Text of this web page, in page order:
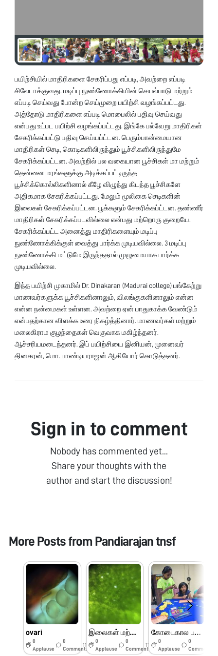
பயிற்சியில் மாதிரிகளை சேகரிப்பது எப்படி, அவற்றை எப்படி
சிலேடாக்குவது. மடிப்பு நுண்ணோக்கியின் செயல்பாடு மற்றும்
எப்படி செய்வது போன்ற செய்முறை பயிற்சி வழங்கப்பட்டது.
அத்தோடு மாதிரிகளை எப்படி மொபைலில் பதிவு செய்வது
என்பது உட்பட பயிற்சி வழங்கப்பட்டது. இங்கே பல்வேறு மாதிரிகள்
சேகரிக்கப்பட்டு பதிவு செய்யப்ட்டன. பெரும்பான்மையான
மாதிரிகள் செடி, கொடிகளிலிருந்தும் பூச்சிகளிலிருந்துமே
சேகரிக்கப்பட்டன. அவற்றில் பல வகையான பூச்சிகள் மா மற்றும்
தென்னை மரங்களுக்கு அடிக்கப்பட்டிருந்த
பூச்சிக்கொல்லிகளினால் கீழே விழுந்து கிடந்த பூச்சிகளே
அதிகமாக சேகரிக்கப்பட்டது. மேலும் மூலிகை செடிகளின்
இலைகள் சேகரிக்கப்பட்டன. பூக்களும் சேகரிக்கப்ட்டன. தண்ணீர்
மாதிரிகள் சேகரிக்கப்படவில்லை என்பது மற்றொரு குறையே.
சேகரிக்கப்பட்ட அனைத்து மாதிரிகளையும் மடிப்பு
நுண்ணோக்கிக்குள் வைத்து பார்க்க முடியவில்லை. 3 மடிப்பு
நுண்ணோக்கி மட்டுமே இருந்ததால் முழுமையாக பார்க்க
முடியவில்லை.
இந்த பயிற்சி முகாமில் Dr. Dinakaran (Madurai college) பங்கேற்று
மாணவர்களுக்க பூச்சிகளினாலும், விலங்குகளினாலும் என்ன
என்ன நன்மைகள் உள்ளன. அவற்றை ஏன் பாதுகாக்க வேண்டும்
என்பதற்கான விளக்க உரை நிகழ்த்தினார். மாணவர்கள் மற்றும்
மலைகிராம குழந்தைகள் வெகுவாக மகிழ்ந்தனர்.
ஆச்சரியமடைந்தனர். இப் பயிற்சியை இனியன், முனைவர்
தினகரன், மொ. பாண்டியராஜன் ஆகியோர் கொடுத்தனர்.
Sign in to comment
Nobody has commented yet...
Share your thoughts with the
author and start the discussion!
More Posts from Pandiarajan tnsf
ovari
0
Applause
0
Comments
11w
இலைகள் மற்றும் பூக்களின் பாகங்கள்
0
Applause
0
Comments
11w
கோடைகால பயிற்சி முகாம் பெரியார் அறிவியல் மையம்
0
Applause
0
Comments